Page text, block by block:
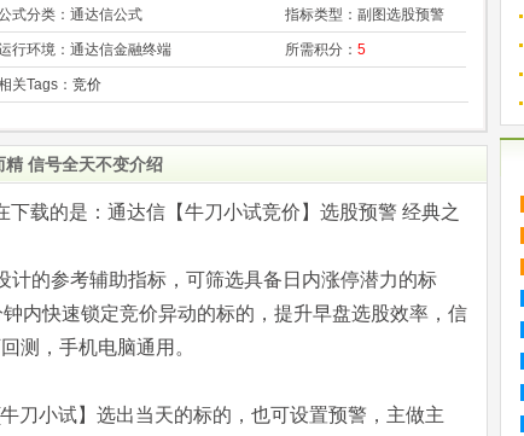
式分类： 通达信公式 指标类型： 副图选股预警
行环境： 通达信金融终端 所需积分： 5
关Tags： 竞价
信号全天不变介绍
载的是：通达信【牛刀小试竞价】选股预警 经典之
的参考辅助指标，可筛选具备日内涨停潜力的标
内快速锁定竞价异动的标的，提升早盘选股效率，信
测，手机电脑通用。
刀小试】选出当天的标的，也可设置预警，主做主